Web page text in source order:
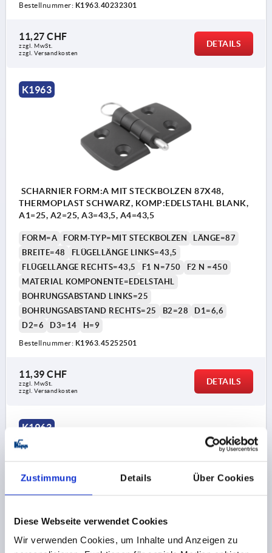
Zustimmung Details Über Cookies
Diese Webseite verwendet Cookies
Wir verwenden Cookies, um Inhalte und Anzeigen zu
Bestellnummer: K1963.40232301
11,27 CHF
zzgl. MwSt.
zzgl. Versandkosten
DETAILS
K1963
SCHARNIER FORM:A MIT STECKBOLZEN 87X48,
THERMOPLAST SCHWARZ, KOMP:EDELSTAHL BLANK,
A1=25, A2=25, A3=43,5, A4=43,5
FORM=A FORM-TYP=MIT STECKBOLZEN
LÄNGE=87
BREITE=48
FLÜGELLÄNGE LINKS=43,5
FLÜGELLÄNGE RECHTS=43,5
F1 N=750
F2 N =450
MATERIAL KOMPONENTE=EDELSTAHL
BOHRUNGSABSTAND LINKS=25
BOHRUNGSABSTAND RECHTS=25
B2=28
D1=6,6
D2=6
D3=14 H=9
Bestellnummer: K1963.45252501
11,39 CHF
zzgl. MwSt.
zzgl. Versandkosten
DETAILS
K1963
THERMOPLAST SCHWARZ, KOMP:EDELSTAHL BLANK,